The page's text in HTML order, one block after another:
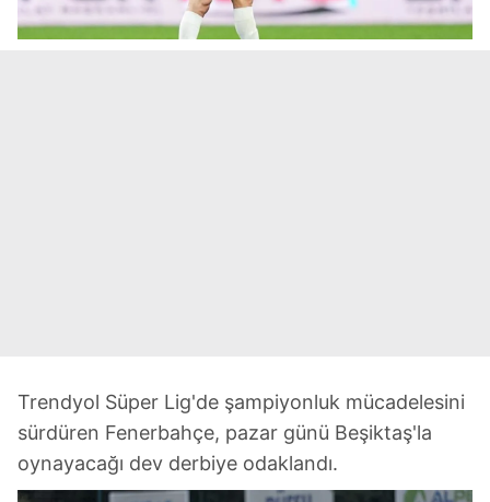
Trendyol Süper Lig'de şampiyonluk mücadelesini
sürdüren Fenerbahçe, pazar günü Beşiktaş'la
oynayacağı dev derbiye odaklandı.